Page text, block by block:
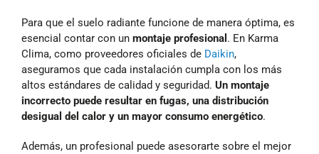
Para que el suelo radiante funcione de manera óptima, es
esencial contar con un montaje profesional . En Karma
Clima, como proveedores oficiales de Daikin,
aseguramos que cada instalación cumpla con los más
altos estándares de calidad y seguridad. Un montaje
incorrecto puede resultar en fugas, una distribución
desigual del calor y un mayor consumo energético.
Además, un profesional puede asesorarte sobre el mejor